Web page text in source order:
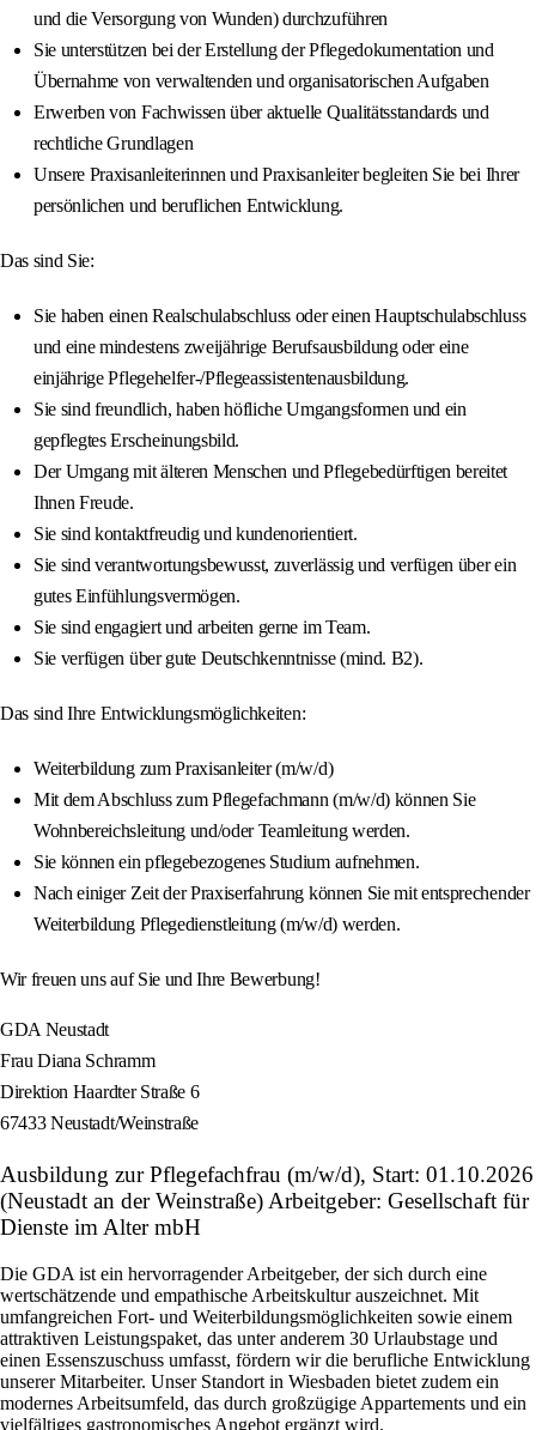
und die Versorgung von Wunden) durchzuführen
Sie unterstützen bei der Erstellung der Pflegedokumentation und
Übernahme von verwaltenden und organisatorischen Aufgaben
Erwerben von Fachwissen über aktuelle Qualitätsstandards und
rechtliche Grundlagen
Unsere Praxisanleiterinnen und Praxisanleiter begleiten Sie bei Ihrer
persönlichen und beruflichen Entwicklung.
Das sind Sie:
Sie haben einen Realschulabschluss oder einen Hauptschulabschluss
und eine mindestens zweijährige Berufsausbildung oder eine
einjährige Pflegehelfer-/Pflegeassistentenausbildung.
Sie sind freundlich, haben höfliche Umgangsformen und ein
gepflegtes Erscheinungsbild.
Der Umgang mit älteren Menschen und Pflegebedürftigen bereitet
Ihnen Freude.
Sie sind kontaktfreudig und kundenorientiert.
Sie sind verantwortungsbewusst, zuverlässig und verfügen über ein
gutes Einfühlungsvermögen.
Sie sind engagiert und arbeiten gerne im Team.
Sie verfügen über gute Deutschkenntnisse (mind. B2).
Das sind Ihre Entwicklungsmöglichkeiten:
Weiterbildung zum Praxisanleiter (m/w/d)
Mit dem Abschluss zum Pflegefachmann (m/w/d) können Sie
Wohnbereichsleitung und/oder Teamleitung werden.
Sie können ein pflegebezogenes Studium aufnehmen.
Nach einiger Zeit der Praxiserfahrung können Sie mit entsprechender
Weiterbildung Pflegedienstleitung (m/w/d) werden.
Wir freuen uns auf Sie und Ihre Bewerbung!
GDA Neustadt
Frau Diana Schramm
Direktion Haardter Straße 6
67433 Neustadt/Weinstraße
Ausbildung zur Pflegefachfrau (m/w/d), Start: 01.10.2026
(Neustadt an der Weinstraße) Arbeitgeber: Gesellschaft für
Dienste im Alter mbH
Die GDA ist ein hervorragender Arbeitgeber, der sich durch eine
wertschätzende und empathische Arbeitskultur auszeichnet. Mit
umfangreichen Fort- und Weiterbildungsmöglichkeiten sowie einem
attraktiven Leistungspaket, das unter anderem 30 Urlaubstage und
einen Essenszuschuss umfasst, fördern wir die berufliche Entwicklung
unserer Mitarbeiter. Unser Standort in Wiesbaden bietet zudem ein
modernes Arbeitsumfeld, das durch großzügige Appartements und ein
vielfältiges gastronomisches Angebot ergänzt wird.